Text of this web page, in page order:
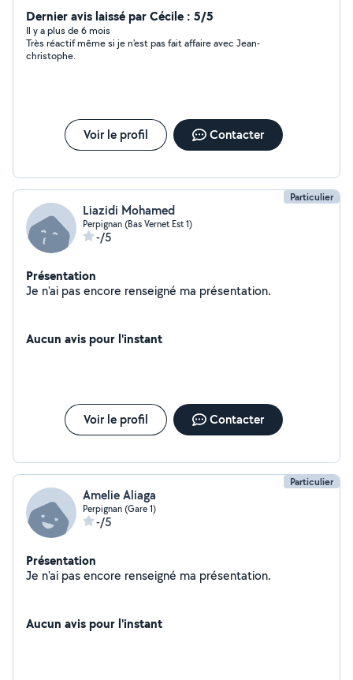
Dernier avis laissé par Cécile : 5/5
Il y a plus de 6 mois
Très réactif même si je n'est pas fait affaire avec Jean-
christophe.
Voir le profil Contacter
Particulier
Liazidi Mohamed
Perpignan (Bas Vernet Est 1)
-/5
Présentation
Je n'ai pas encore renseigné ma présentation.
Aucun avis pour l'instant
Voir le profil Contacter
Particulier
Amelie Aliaga
Perpignan (Gare 1)
-/5
Présentation
Je n'ai pas encore renseigné ma présentation.
Aucun avis pour l'instant